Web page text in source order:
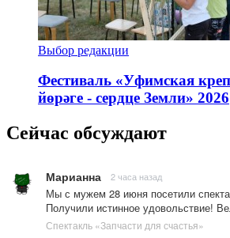
Выбор редакции
Фестиваль «Уфимская
йөрәге - сердце Земли» 2026
Сейчас обсуждают
Марианна 2 часа назад
Мы с мужем 28 июня посетили
Получили истинное удовольствие!
Спектакль «Запчасти для счастья»